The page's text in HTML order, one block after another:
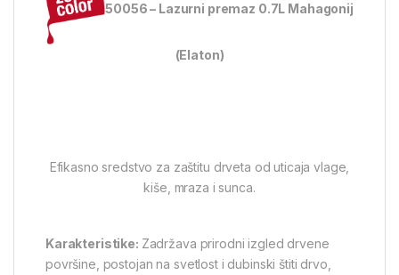
50056 – Lazurni premaz 0.7L Mahagonij
(Elaton)
Efikasno sredstvo za zaštitu drveta od uticaja vlage,
kiše, mraza i sunca.
Karakteristike: Zadržava prirodni izgled drvene
površine, postojan na svetlost i dubinski štiti drvo,